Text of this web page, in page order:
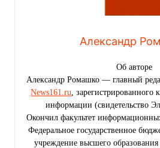
Александр
Об авторе
Александр Ромашко — главный
News161.ru , зарегистрированного
информации (свидетельство
Окончил факультет
Федеральное государственное
учреждение высшего